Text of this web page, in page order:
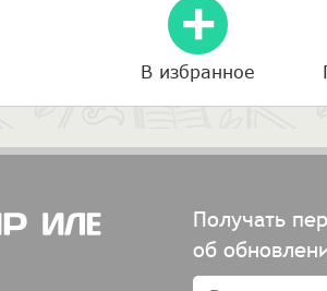
В избранное
Получать
об